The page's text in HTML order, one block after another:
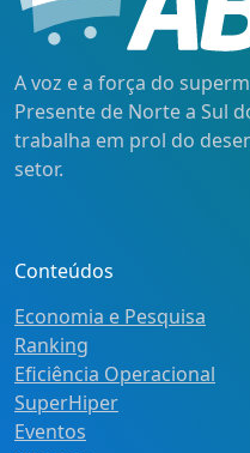
A voz e a força do
Presente de Norte a Sul
trabalha em prol do
setor.
Conteúdos
Economia e Pesquisa
Ranking
Eficiência Operacional
SuperHiper
Eventos